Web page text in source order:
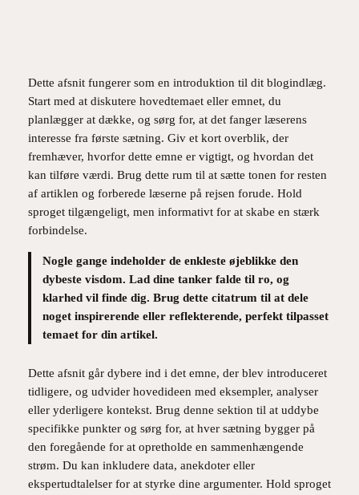
Dette afsnit fungerer som en introduktion til dit blogindlæg.
Start med at diskutere hovedtemaet eller emnet, du
planlægger at dække, og sørg for, at det fanger læserens
interesse fra første sætning. Giv et kort overblik, der
fremhæver, hvorfor dette emne er vigtigt, og hvordan det
kan tilføre værdi. Brug dette rum til at sætte tonen for resten
af artiklen og forberede læserne på rejsen forude. Hold
sproget tilgængeligt, men informativt for at skabe en stærk
forbindelse.
Nogle gange indeholder de enkleste øjeblikke den
dybeste visdom. Lad dine tanker falde til ro, og
klarhed vil finde dig. Brug dette citatrum til at dele
noget inspirerende eller reflekterende, perfekt tilpasset
temaet for din artikel.
Dette afsnit går dybere ind i det emne, der blev introduceret
tidligere, og udvider hovedideen med eksempler, analyser
eller yderligere kontekst. Brug denne sektion til at uddybe
specifikke punkter og sørg for, at hver sætning bygger på
den foregående for at opretholde en sammenhængende
strøm. Du kan inkludere data, anekdoter eller
ekspertudtalelser for at styrke dine argumenter. Hold sproget